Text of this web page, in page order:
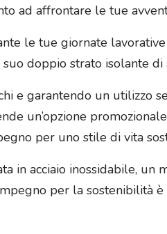
ad affrontare le tue
le tue giornate
doppio strato isolante di
e garantendo un utilizzo
un’opzione
per uno stile di vita
in acciaio inossidabile,
per la sostenibilità